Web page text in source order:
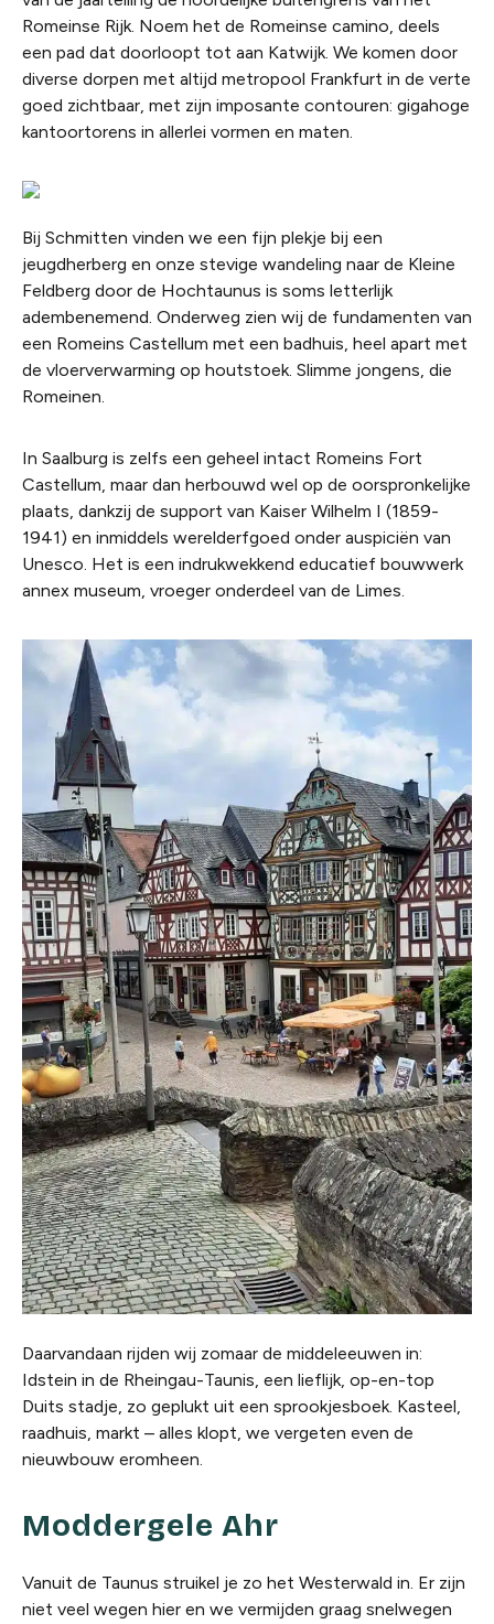
Romeinse Rijk. Noem het de Romeinse camino, deels
een pad dat doorloopt tot aan Katwijk. We komen door
diverse dorpen met altijd metropool Frankfurt in de verte
goed zichtbaar, met zijn imposante contouren: gigahoge
kantoortorens in allerlei vormen en maten.
Bij Schmitten vinden we een fijn plekje bij een
jeugdherberg en onze stevige wandeling naar de Kleine
Feldberg door de Hochtaunus is soms letterlijk
adembenemend. Onderweg zien wij de fundamenten van
een Romeins Castellum met een badhuis, heel apart met
de vloerverwarming op houtstoek. Slimme jongens, die
Romeinen.
In Saalburg is zelfs een geheel intact Romeins Fort
Castellum, maar dan herbouwd wel op de oorspronkelijke
plaats, dankzij de support van Kaiser Wilhelm I (1859-
1941) en inmiddels werelderfgoed onder auspiciën van
Unesco. Het is een indrukwekkend educatief bouwwerk
annex museum, vroeger onderdeel van de Limes.
Daarvandaan rijden wij zomaar de middeleeuwen in:
Idstein in de Rheingau-Taunis, een lieflijk, op-en-top
Duits stadje, zo geplukt uit een sprookjesboek. Kasteel,
raadhuis, markt – alles klopt, we vergeten even de
nieuwbouw eromheen.
Moddergele Ahr
Vanuit de Taunus struikel je zo het Westerwald in. Er zijn
niet veel wegen hier en we vermijden graag snelwegen